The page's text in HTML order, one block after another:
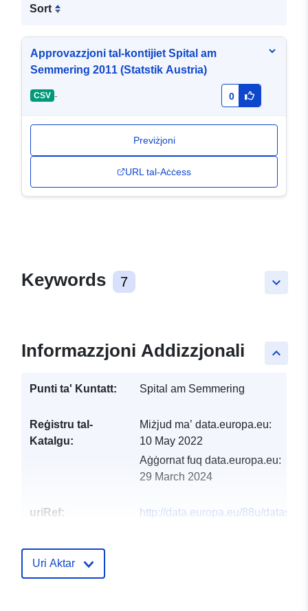
Sort
Approvazzjoni tal-kontijiet Spital am
Semmering 2011 (Statstik Austria)
CSV - 0
Previżjoni
URL tal-Aċċess
keyboard_arrow_down
Keywords 7
keyboard_arrow_up
Informazzjoni Addizzjonali
Punti ta' Kuntatt: Spital am Semmering
Reġistru tal-
Katalgu:
Miżjud ma’ data.europa.eu:
10 May 2022
Aġġornat fuq data.europa.eu:
29 March 2024
uriRef:
http://data.europa.eu/88u/
Uri Aktar